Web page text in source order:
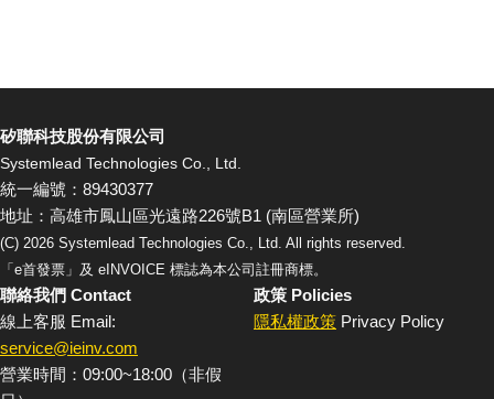
矽聯科技股份有限公司
Systemlead Technologies Co., Ltd.
統一編號：89430377
地址：高雄市鳳山區光遠路226號B1 (南區營業所)
(C) 2026 Systemlead Technologies Co., Ltd. All rights reserved.
「e首發票」及 eINVOICE 標誌為本公司註冊商標。
聯絡我們 Contact
線上客服 Email:
service@ieinv.com
營業時間：09:00~18:00（非假
政策 Policies
隱私權政策 Privacy Policy